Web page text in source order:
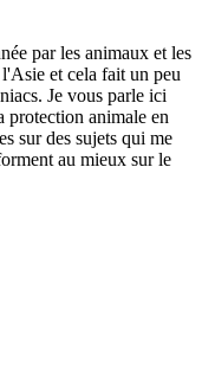
par les animaux et les
et cela fait un peu
Je vous parle ici
protection animale en
sur des sujets qui me
au mieux sur le